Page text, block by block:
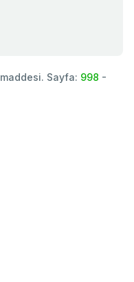
maddesi. Sayfa: 998 -